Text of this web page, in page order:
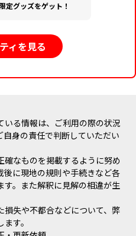
定グッズをゲット！
ィを見る
る情報は、ご利用の際の状況
身の責任で判断していただい
なものを掲載するように努め
後に現地の規則や手続きなど各
。また解釈に見解の相違が生
失や不都合などについて、弊
す。